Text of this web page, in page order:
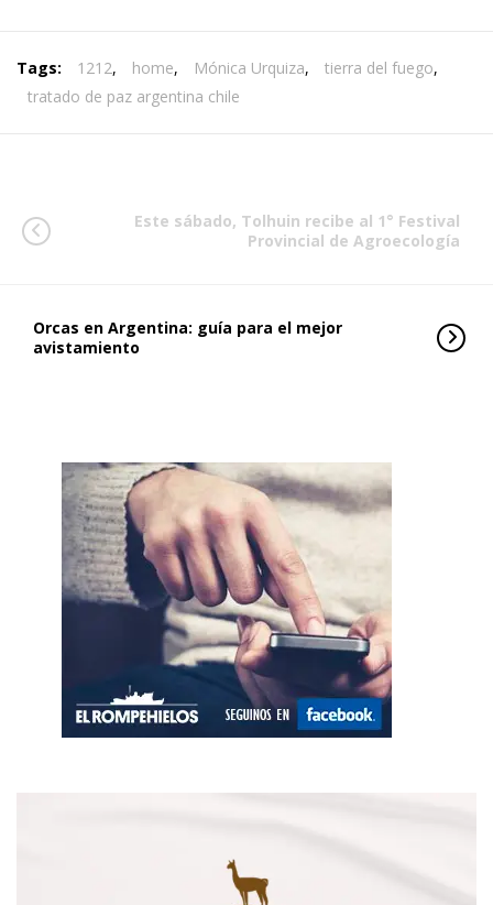
Tags: 1212, home, Mónica Urquiza, tierra del fuego,
tratado de paz argentina chile
Este sábado, Tolhuin recibe al 1° Festival
Provincial de Agroecología
Orcas en Argentina: guía para el mejor
avistamiento